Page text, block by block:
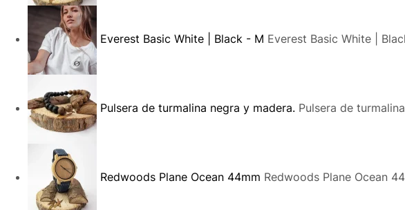
Everest Basic White | Black - M Everest Basic White |
Pulsera de turmalina negra y madera. Pulsera de
Redwoods Plane Ocean 44mm Redwoods Plane Ocean